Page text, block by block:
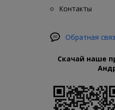
Контакты
Обратная
Скачай наше